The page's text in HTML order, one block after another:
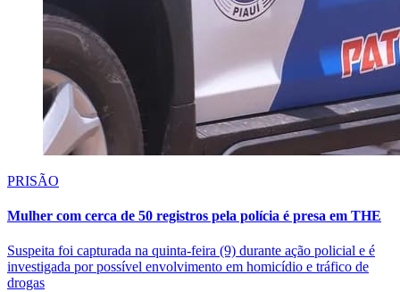
PRISÃO
Mulher com cerca de 50 registros pela polícia é presa em THE
Suspeita foi capturada na quinta-feira (9) durante ação policial e é
investigada por possível envolvimento em homicídio e tráfico de
drogas